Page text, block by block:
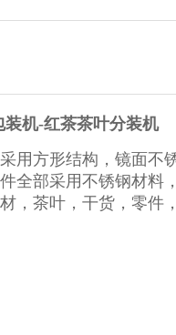
装机-红茶茶叶分装机
用方形结构，镜面不
全部采用不锈钢材料
，茶叶，干货，零件